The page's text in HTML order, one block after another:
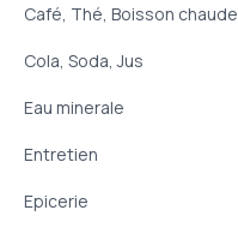
Café, Thé, Boisson chaude
Cola, Soda, Jus
Eau minerale
Entretien
Epicerie